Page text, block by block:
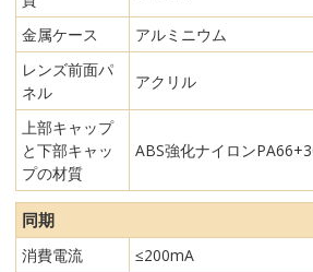
金属ケース
アルミニウム
レンズ前面パ
ネル
アクリル
上部キャップ
と下部キャッ
プの材質
ABS強化ナイロン
同期
消費電流 ≤200mA